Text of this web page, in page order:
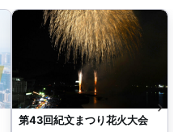
第43回紀文まつり花火大会